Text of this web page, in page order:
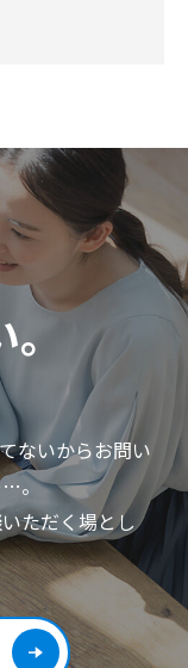
。
ないからお問い
。
ただく場とし